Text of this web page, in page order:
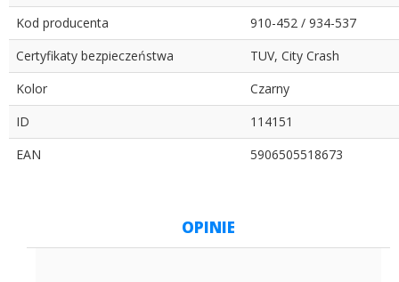
Kod producenta
910-452 / 934-537
Certyfikaty bezpieczeństwa
TUV, City Crash
Kolor
Czarny
ID
114151
EAN
5906505518673
OPINIE